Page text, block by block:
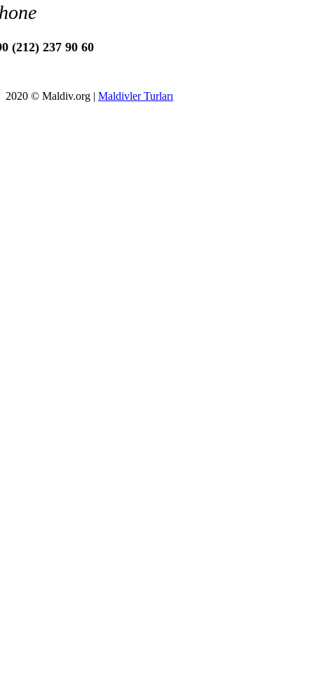
(212) 237 90 60
2020 © Maldiv.org | Maldivler Turları